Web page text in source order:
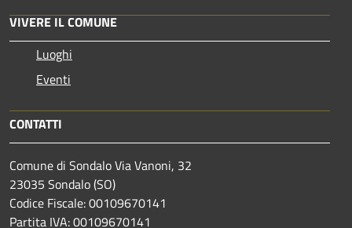
VIVERE IL COMUNE
Luoghi
Eventi
CONTATTI
Comune di Sondalo Via Vanoni, 32
23035 Sondalo (SO)
Codice Fiscale: 00109670141
Partita IVA: 00109670141